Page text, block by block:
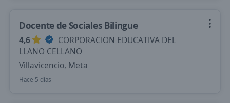
Docente de Sociales Bilingue
4,6
CORPORACION EDUCATIVA DEL
LLANO CELLANO
Villavicencio, Meta
Hace 5 días